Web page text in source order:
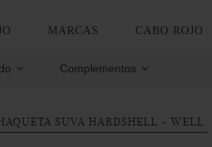
MARCAS CABO ROJO
Complementos
SUVA HARDSHELL - WELL